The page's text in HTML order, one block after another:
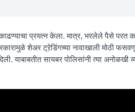
प्रयत्न केला. मात्र, भरलेले पैसे परत
शेअर ट्रे़डिंगच्या नावाखाली मोठी
याबाबतीत सायबर पोलिसांनी त्या अनोळखी